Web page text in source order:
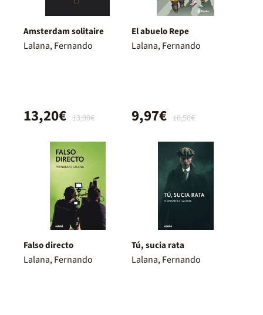
Amsterdam solitaire
Lalana, Fernando
13,90€
13,20€
El abuelo Repe
Lalana, Fernando
10,50€
9,97€
Falso directo
Lalana, Fernando
Tú, sucia rata
Lalana, Fernando